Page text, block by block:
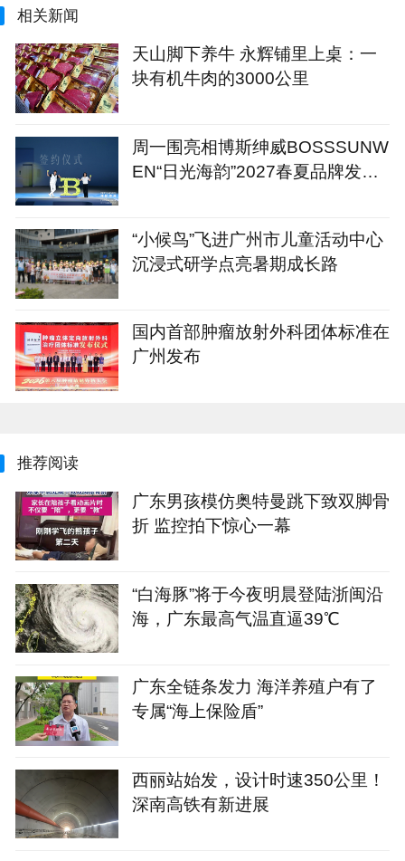
相关新闻
天山脚下养牛 永辉铺里上桌：一
块有机牛肉的3000公里
周一围亮相博斯绅威BOSSSUNW
EN“日光海韵”2027春夏品牌发布
“小候鸟”飞进广州市儿童活动中心
沉浸式研学点亮暑期成长路
国内首部肿瘤放射外科团体标准在
广州发布
推荐阅读
广东男孩模仿奥特曼跳下致双脚骨
折 监控拍下惊心一幕
“白海豚”将于今夜明晨登陆浙闽沿
海，广东最高气温直逼39℃
广东全链条发力 海洋养殖户有了
专属“海上保险盾”
西丽站始发，设计时速350公里！
深南高铁有新进展